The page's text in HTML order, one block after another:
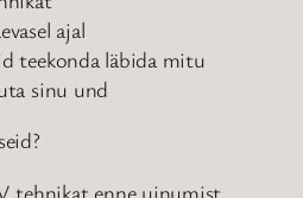
ajal
teekonda läbida mitu
sinu und
tehnikat enne uinumist